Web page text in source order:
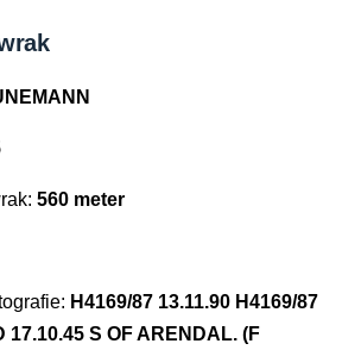
560 meter
H4169/87 13.11.90 H4169/87
17.10.45 S OF ARENDAL. (F